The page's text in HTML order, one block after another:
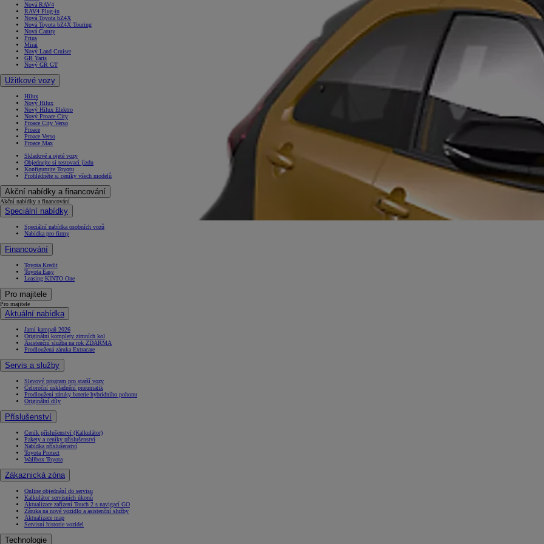
Nová RAV4
RAV4 Plug-in
Nová Toyota bZ4X
Nová Toyota bZ4X Touring
Nová Camry
Prius
Mirai
Nový Land Cruiser
GR Yaris
Nový GR GT
Užitkové vozy
Hilux
Nový Hilux
Nový Hilux Elektro
Nový Proace City
Proace City Verso
Proace
Proace Verso
Proace Max
Skladové a ojeté vozy
Objednejte si testovací jízdu
Konfigurujte Toyotu
Prohlédněte si ceníky všech modelů
Akční nabídky a financování
Akční nabídky a financování
Speciální nabídky
Speciální nabídka osobních vozů
Nabídka pro firmy
Financování
Toyota Kredit
Toyota Easy
Leasing KINTO One
Pro majitele
Pro majitele
Aktuální nabídka
Jarní kampaň 2026
Originální komplety zimních kol
Asistenční služba na rok ZDARMA
Prodloužená záruka Extracare
Servis a služby
Slevový program pro starší vozy
Celoroční uskladnění pneumatik
Prodloužení záruky baterie hybridního pohonu
Originální díly
Příslušenství
Ceník příslušenství (Kalkulátor)
Pakety a ceníky příslušenství
Nabídka příslušenství
Toyota Protect
Wallbox Toyota
Zákaznická zóna
Online objednání do servisu
Kalkulátor servisních úkonů
Aktualizace zařízení Touch 2 s navigací GO
Záruka na nové vozidlo a asistenční služby
Aktualizace map
Servisní historie vozidel
Technologie